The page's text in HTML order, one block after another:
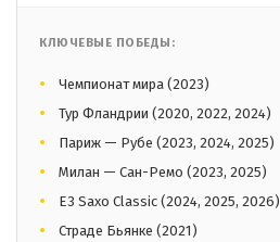
КЛЮЧЕВЫЕ ПОБЕДЫ:
Чемпионат мира (2023)
Тур Фландрии (2020, 2022, 2024)
Париж — Рубе (2023, 2024, 2025)
Милан — Сан-Ремо (2023, 2025)
E3 Saxo Classic (2024, 2025, 2026)
Страде Бьянке (2021)